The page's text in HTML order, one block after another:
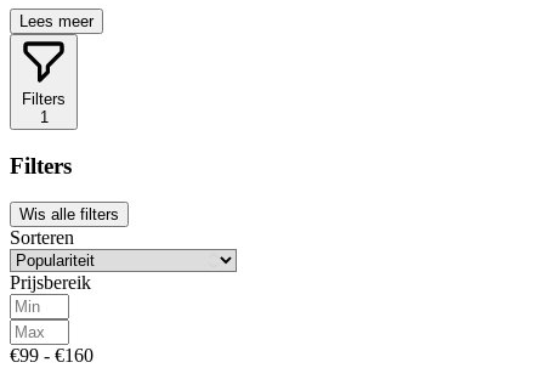
Lees meer
Filters
1
Filters
Wis alle filters
Sorteren
Prijsbereik
€99 - €160